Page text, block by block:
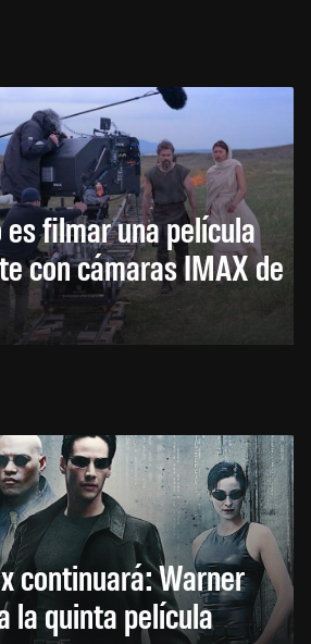
es filmar una película
con cámaras IMAX de
continuará: Warner
la quinta película